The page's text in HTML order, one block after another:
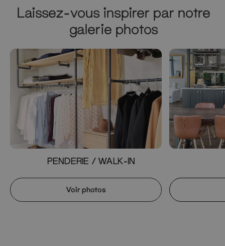
Laissez-vous inspirer par notre
galerie photos
PENDERIE / WALK-IN
Voir photos